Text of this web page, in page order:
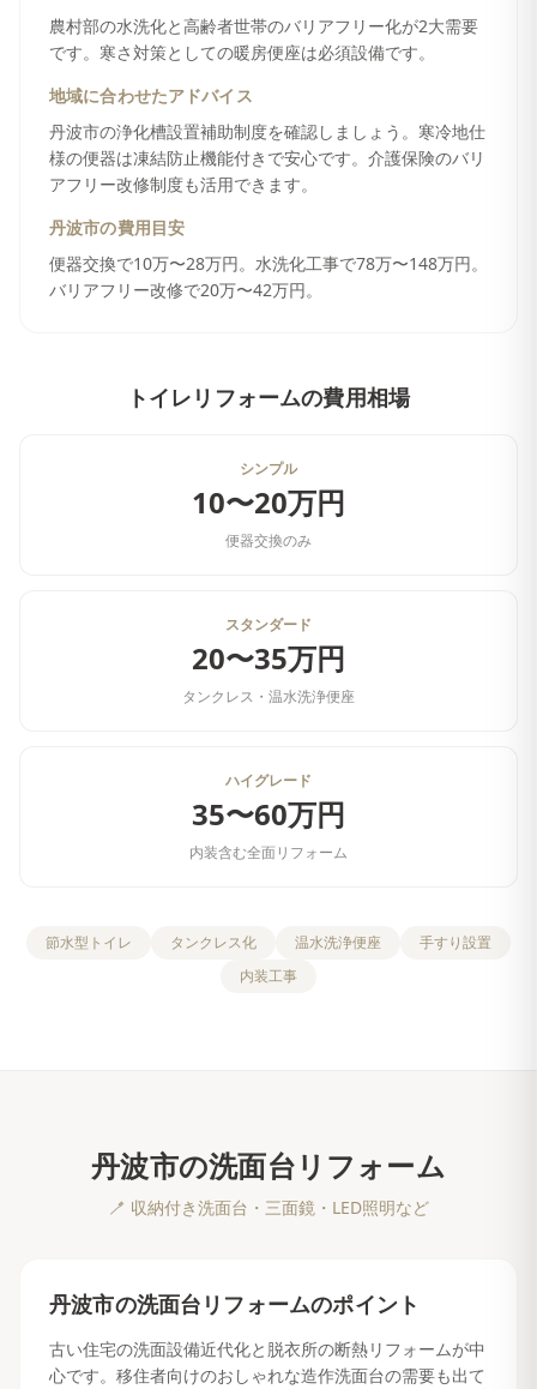
農村部の水洗化と高齢者世帯のバリアフリー化が2大需要
です。寒さ対策としての暖房便座は必須設備です。
地域に合わせたアドバイス
丹波市の浄化槽設置補助制度を確認しましょう。寒冷地仕
様の便器は凍結防止機能付きで安心です。介護保険のバリ
アフリー改修制度も活用できます。
丹波市の費用目安
便器交換で10万〜28万円。水洗化工事で78万〜148万円。
バリアフリー改修で20万〜42万円。
トイレリフォームの費用相場
シンプル
10〜20万円
便器交換のみ
スタンダード
20〜35万円
タンクレス・温水洗浄便座
ハイグレード
35〜60万円
内装含む全面リフォーム
節水型トイレ タンクレス化 温水洗浄便座
手すり設置
内装工事
丹波市の洗面台リフォーム
🪥 収納付き洗面台・三面鏡・LED照明など
丹波市の洗面台リフォームのポイント
古い住宅の洗面設備近代化と脱衣所の断熱リフォームが中
心です。移住者向けのおしゃれな造作洗面台の需要も出て